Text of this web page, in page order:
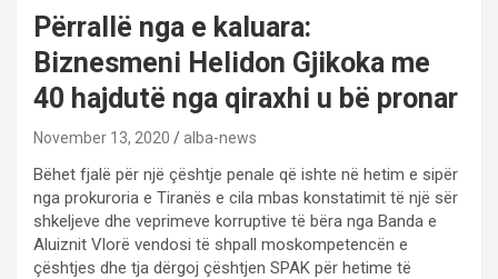
Përrallë nga e kaluara:
Biznesmeni Helidon Gjikoka me
40 hajdutë nga qiraxhi u bë pronar
November 13, 2020 alba-news
Bëhet fjalë për një çështje penale që ishte në hetim e sipër
nga prokuroria e Tiranës e cila mbas konstatimit të një sër
shkeljeve dhe veprimeve korruptive të bëra nga Banda e
Aluiznit Vlorë vendosi të shpall moskompetencën e
çështjes dhe tja dërgoj çështjen SPAK për hetime të